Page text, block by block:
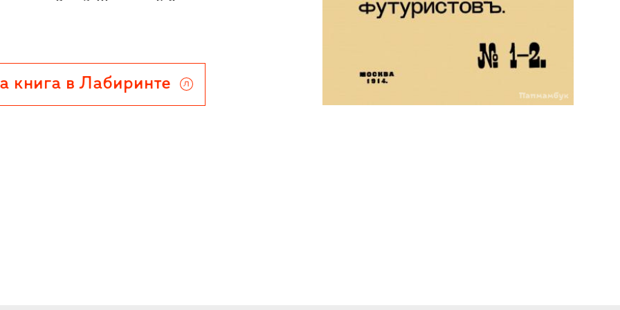
В. и Л. Шехтель, Г. Якулов,
книга в Лабиринте